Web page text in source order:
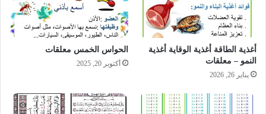
أغذية الطاقة أغذية الوقاية أغذية
النمو – معلقات
يناير 26, 2026
الحواس الخمس معلقات
أكتوبر 20, 2025